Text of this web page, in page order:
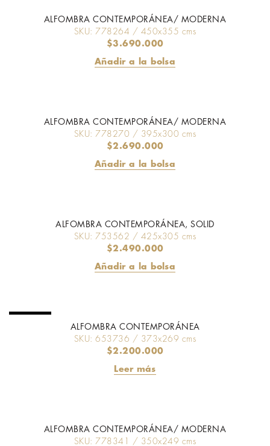
ALFOMBRA CONTEMPORÁNEA/ MODERNA
SKU: 778264 / 450x355 cms
$3.690.000
Añadir a la bolsa
ALFOMBRA CONTEMPORÁNEA/ MODERNA
SKU: 778270 / 395x300 cms
$2.690.000
Añadir a la bolsa
ALFOMBRA CONTEMPORÁNEA, SOLID
SKU: 753562 / 425x305 cms
$2.490.000
Añadir a la bolsa
ALFOMBRA CONTEMPORÁNEA
SKU: 653736 / 373x269 cms
$2.200.000
Leer más
ALFOMBRA CONTEMPORÁNEA/ MODERNA
SKU: 778341 / 350x249 cms